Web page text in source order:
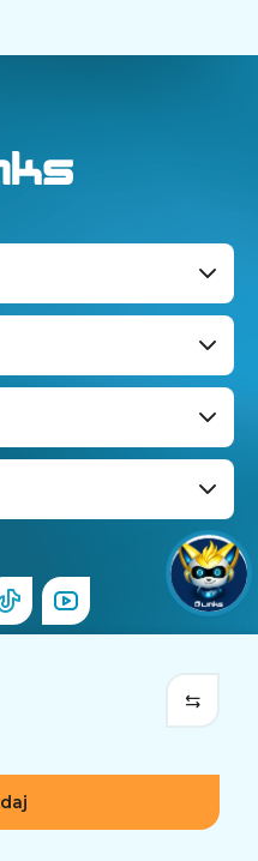
prava pridržana.